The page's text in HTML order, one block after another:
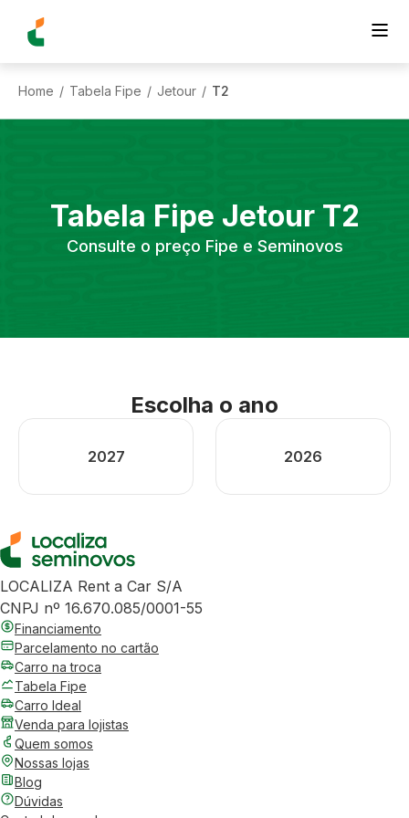
Home / Tabela Fipe / Jetour / T2
Tabela Fipe Jetour T2
Consulte o preço Fipe e Seminovos
Escolha o ano
2027 2026
LOCALIZA Rent a Car S/A
CNPJ nº 16.670.085/0001-55
Financiamento
Parcelamento no cartão
Carro na troca
Tabela Fipe
Carro Ideal
Venda para lojistas
Quem somos
Nossas lojas
Blog
Dúvidas